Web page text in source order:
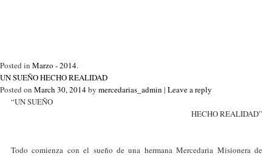
Posted in Marzo - 2014.
UN SUEÑO HECHO REALIDAD
Posted on March 30, 2014by mercedarias_admin | Leave a reply
“UN SUEÑO
HECHO REALIDAD”
Todo comienza con el sueño de una hermana Mercedaria Misionera de